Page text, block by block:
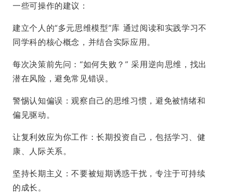
一些可操作的建议：
建立个人的“多元思维模型”库 通过阅读和实践学习不
同学科的核心概念，并结合实际应用。
每次决策前先问：“如何失败？” 采用逆向思维，找出
潜在风险，避免常见错误。
警惕认知偏误：观察自己的思维习惯，避免被情绪和
偏见驱动。
让复利效应为你工作：长期投资自己，包括学习、健
康、人际关系。
坚持长期主义：不要被短期诱惑干扰，专注于可持续
的成长。